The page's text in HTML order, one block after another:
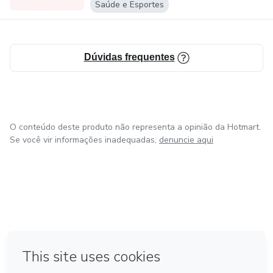
- Lista de mercado preenchida
- Lista de mercado pra preencher
- Planners diários, semanais e mensais para preencher
Saúde e Esportes
Dúvidas frequentes
O conteúdo deste produto não representa a opinião da Hotmart.
Se você vir informações inadequadas, denuncie aqui
Feito com ❤ em Bogotá